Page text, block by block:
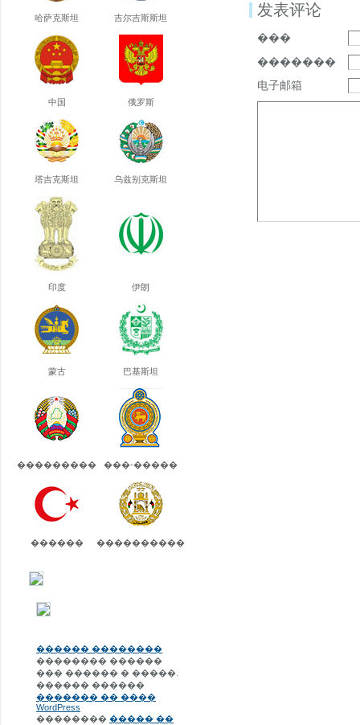
哈萨克斯坦 吉尔吉斯斯坦
中国 俄罗斯
塔吉克斯坦 乌兹别克斯坦
印度 伊朗
蒙古 巴基斯坦
��������� ���-�����
������ ����������
������ ��������
�������� ������
��� ������ � �����.
������ ������
������� �� ����
WordPress
�������� ����� ��
发表评论
���
�������
电子邮箱